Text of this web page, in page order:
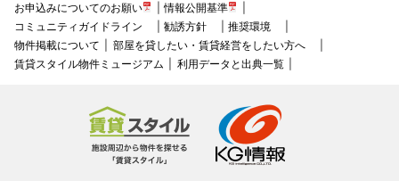
お申込みについてのお願い
情報公開基準
コミュニティガイドライン
勧誘方針
推奨環境
物件掲載について
部屋を貸したい・賃貸経営をしたい方へ
賃貸スタイル物件ミュージアム
利用データと出典一覧